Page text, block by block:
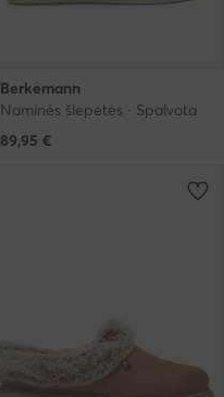
Berkemann
Naminės šlepetės · Spalvota
89,95 €